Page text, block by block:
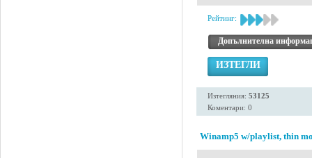
Рейтинг:
Допълнителна
ИЗТЕГЛИ
Изтегляния: 53125
Коментари: 0
Winamp5 w/playlist, thin